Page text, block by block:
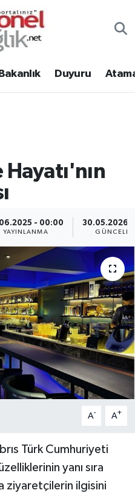
Bakanlık Duyuru
Hayatı'nın
- 00:00
YAYINLANMA
30.05.2026 -
A- A+
Türk Cumhuriyeti
yanı sıra
ziyaretçilerin ilgisini